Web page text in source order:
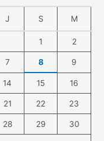
J S M
1 2
7 8 9
14 15 16
21 22 23
28 29 30